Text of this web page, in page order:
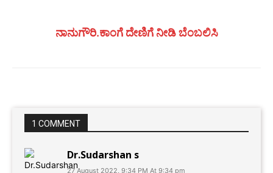
ನಾನುಗೌರಿ.ಕಾಂಗೆ ದೇಣಿಗೆ ನೀಡಿ ಬೆಂಬಲಿಸಿ
1 COMMENT
Dr.Sudarshan s
27 August 2022, 9:34 PM At 9:34 pm